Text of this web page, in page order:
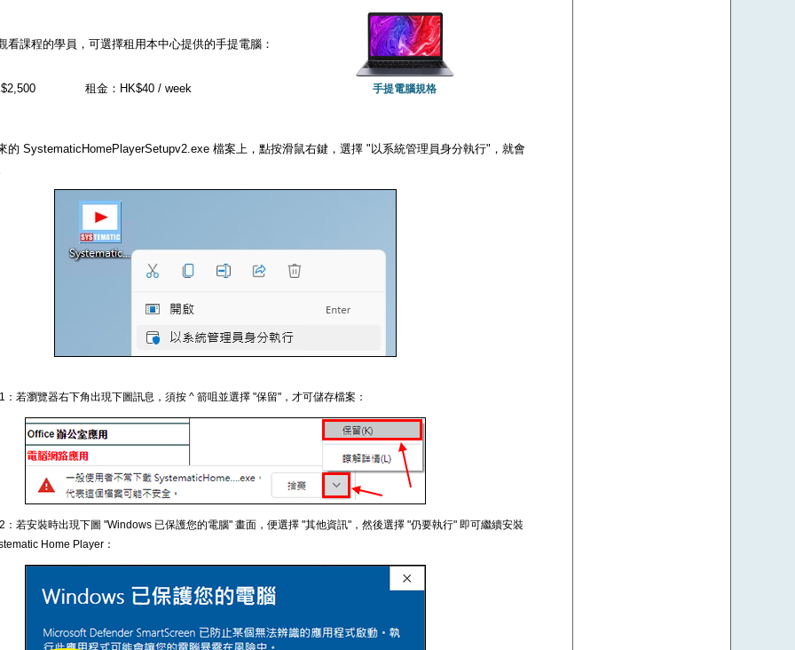
看課程的學員，可選擇租用本中心提供的手提電腦：
租金：HK$40 / week 手提電腦規格
的 SystematicHomePlayerSetupv2.exe 檔案上，點按滑鼠右鍵，選擇 "以系統管理員身分執行"，就會
：若瀏覽器右下角出現下圖訊息，須按 ^ 箭咀並選擇 "保留"，才可儲存檔案：
：若安裝時出現下圖 "Windows 已保護您的電腦" 畫面，便選擇 "其他資訊"，然後選擇 "仍要執行" 即可繼續安裝
Home Player：